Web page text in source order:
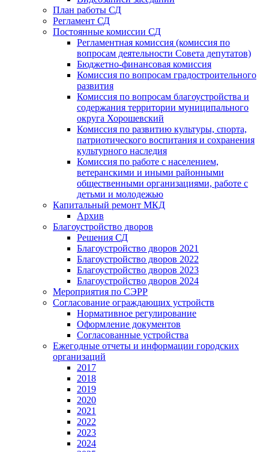
План работы СД
Регламент СД
Постоянные комиссии СД
Регламентная комиссия (комиссия по
вопросам деятельности Совета депутатов)
Бюджетно-финансовая комиссия
Комиссия по вопросам градостроительного
развития
Комиссия по вопросам благоустройства и
содержания территории муниципального
округа Хорошевский
Комиссия по развитию культуры, спорта,
патриотического воспитания и сохранения
культурного наследия
Комиссия по работе с населением,
ветеранскими и иными районными
общественными организациями, работе с
детьми и молодежью
Капитальный ремонт МКД
Архив
Благоустройство дворов
Решения СД
Благоустройство дворов 2021
Благоустройство дворов 2022
Благоустройство дворов 2023
Благоустройство дворов 2024
Мероприятия по СЭРР
Согласование ограждающих устройств
Нормативное регулирование
Оформление документов
Согласованные устройства
Ежегодные отчеты и информации городских
организаций
2017
2018
2019
2020
2021
2022
2023
2024